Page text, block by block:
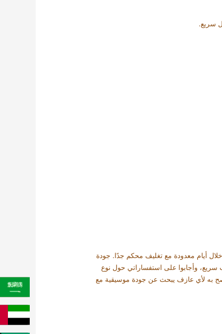
سريع.
أيام معدودة مع تغليف محكم جدًا. جودة
وأجابوا على استفساراتي حول نوع
به لأي عازف يبحث عن جودة موسيقية مع